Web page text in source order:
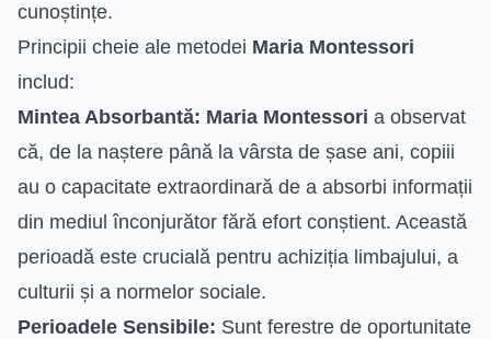
cunoștințe.
Principii cheie ale metodei Maria Montessori
includ:
Mintea Absorbantă: Maria Montessori a observat
că, de la naștere până la vârsta de șase ani, copiii
au o capacitate extraordinară de a absorbi informații
din mediul înconjurător fără efort conștient. Această
perioadă este crucială pentru achiziția limbajului, a
culturii și a normelor sociale.
Perioadele Sensibile: Sunt ferestre de oportunitate